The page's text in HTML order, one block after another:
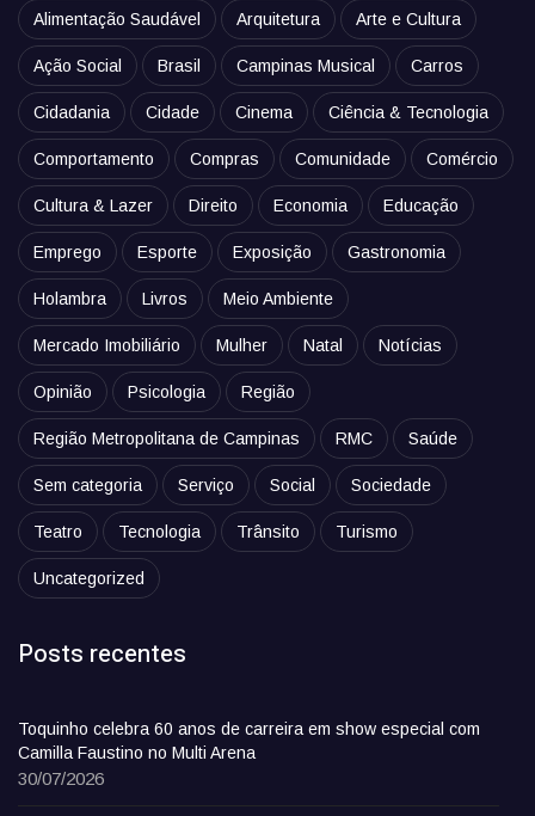
Alimentação Saudável Arquitetura Arte e Cultura
Ação Social Brasil Campinas Musical Carros
Cidadania Cidade Cinema Ciência & Tecnologia
Comportamento Compras Comunidade Comércio
Cultura & Lazer Direito Economia Educação
Emprego Esporte Exposição Gastronomia
Holambra Livros Meio Ambiente
Mercado Imobiliário Mulher Natal Notícias
Opinião Psicologia Região
Região Metropolitana de Campinas RMC Saúde
Sem categoria Serviço Social Sociedade
Teatro Tecnologia Trânsito Turismo
Uncategorized
Posts recentes
Toquinho celebra 60 anos de carreira em show especial com
Camilla Faustino no Multi Arena
30/07/2026